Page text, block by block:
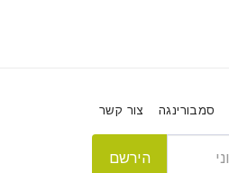
סמבורינגה צור קשר
הירשם